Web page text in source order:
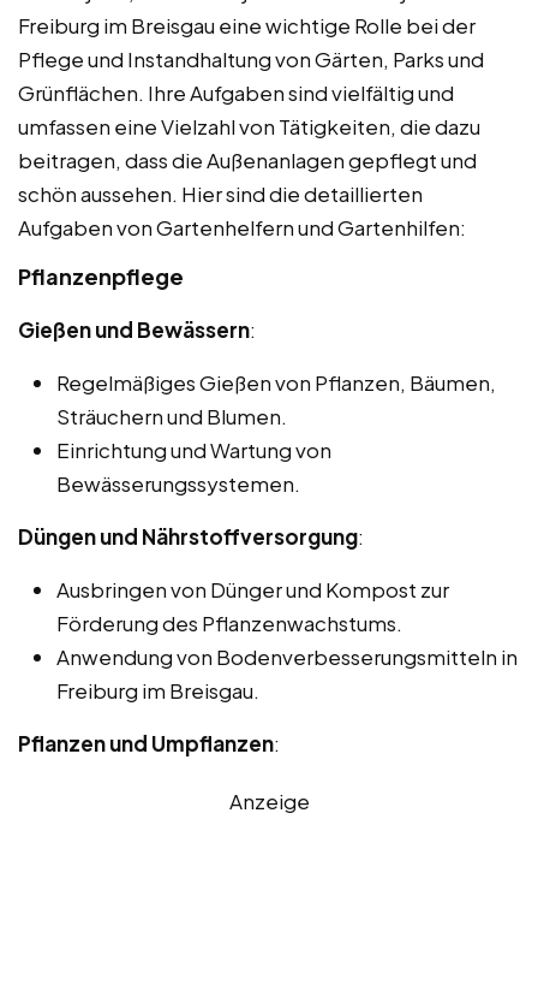
Freiburg im Breisgau eine wichtige Rolle bei der
Pflege und Instandhaltung von Gärten, Parks und
Grünflächen. Ihre Aufgaben sind vielfältig und
umfassen eine Vielzahl von Tätigkeiten, die dazu
beitragen, dass die Außenanlagen gepflegt und
schön aussehen. Hier sind die detaillierten
Aufgaben von Gartenhelfern und Gartenhilfen:
Pflanzenpflege
Gießen und Bewässern:
Regelmäßiges Gießen von Pflanzen, Bäumen,
Sträuchern und Blumen.
Einrichtung und Wartung von
Bewässerungssystemen.
Düngen und Nährstoffversorgung:
Ausbringen von Dünger und Kompost zur
Förderung des Pflanzenwachstums.
Anwendung von Bodenverbesserungsmitteln in
Freiburg im Breisgau.
Pflanzen und Umpflanzen:
Anzeige